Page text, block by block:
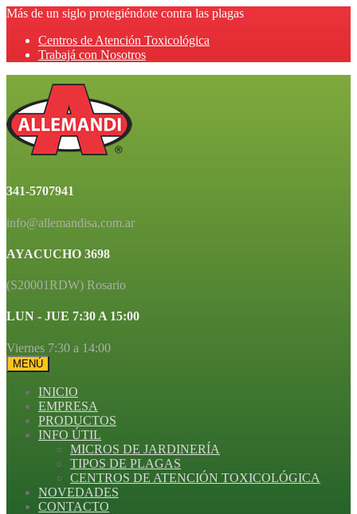
Más de un siglo protegiéndote contra las plagas
Centros de Atención Toxicológica
Trabajá con Nosotros
341-5707941
info@allemandisa.com.ar
AYACUCHO 3698
(S20001RDW) Rosario
LUN - JUE 7:30 A 15:00
Viernes 7:30 a 14:00
MENÚ
INICIO
EMPRESA
PRODUCTOS
INFO ÚTIL
MICROS DE JARDINERÍA
TIPOS DE PLAGAS
CENTROS DE ATENCIÓN TOXICOLÓGICA
NOVEDADES
CONTACTO